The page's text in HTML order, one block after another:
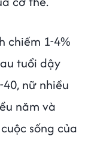
chiếm 1-4%
tuổi dậy
nữ nhiều
năm và
sống của